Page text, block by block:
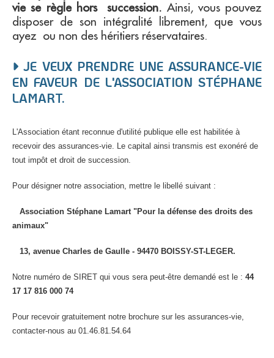
vie se règle hors succession. Ainsi, vous pouvez
disposer de son intégralité librement, que vous
ayez ou non des héritiers réservataires.
JE VEUX PRENDRE UNE ASSURANCE-VIE
EN FAVEUR DE L'ASSOCIATION STÉPHANE
LAMART.
L'Association étant reconnue d'utilité publique elle est habilitée à
recevoir des assurances-vie. Le capital ainsi transmis est exonéré de
tout impôt et droit de succession.
Pour désigner notre association, mettre le libellé suivant :
Association Stéphane Lamart "Pour la défense des droits des
animaux"
13, avenue Charles de Gaulle - 94470 BOISSY-ST-LEGER.
Notre numéro de SIRET qui vous sera peut-être demandé est le : 44
17 17 816 000 74
Pour recevoir gratuitement notre brochure sur les assurances-vie,
contacter-nous au 01.46.81.54.64